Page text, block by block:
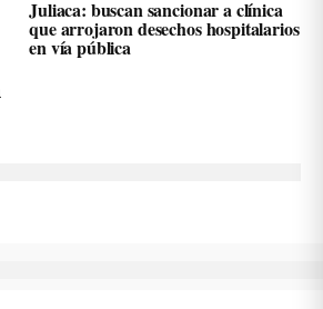
Juliaca: buscan sancionar a clínica
que arrojaron desechos hospitalarios
en vía pública